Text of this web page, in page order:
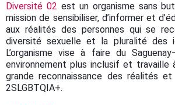
Diversité 02 est un organisme sans
mission de sensibiliser, d’informer et
aux réalités des personnes qui se
diversité sexuelle et la pluralité des
L’organisme vise à faire du
environnement plus inclusif et travaille
grande reconnaissance des réalités
2SLGBTQIA+.